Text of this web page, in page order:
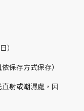
）
保存方式保存）
射或潮濕處，因